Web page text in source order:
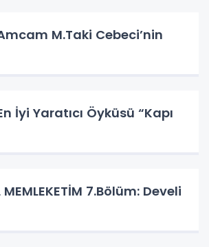
M.Taki Cebeci’nin
İyi Yaratıcı Öyküsü “Kapı
7.Bölüm: Develi